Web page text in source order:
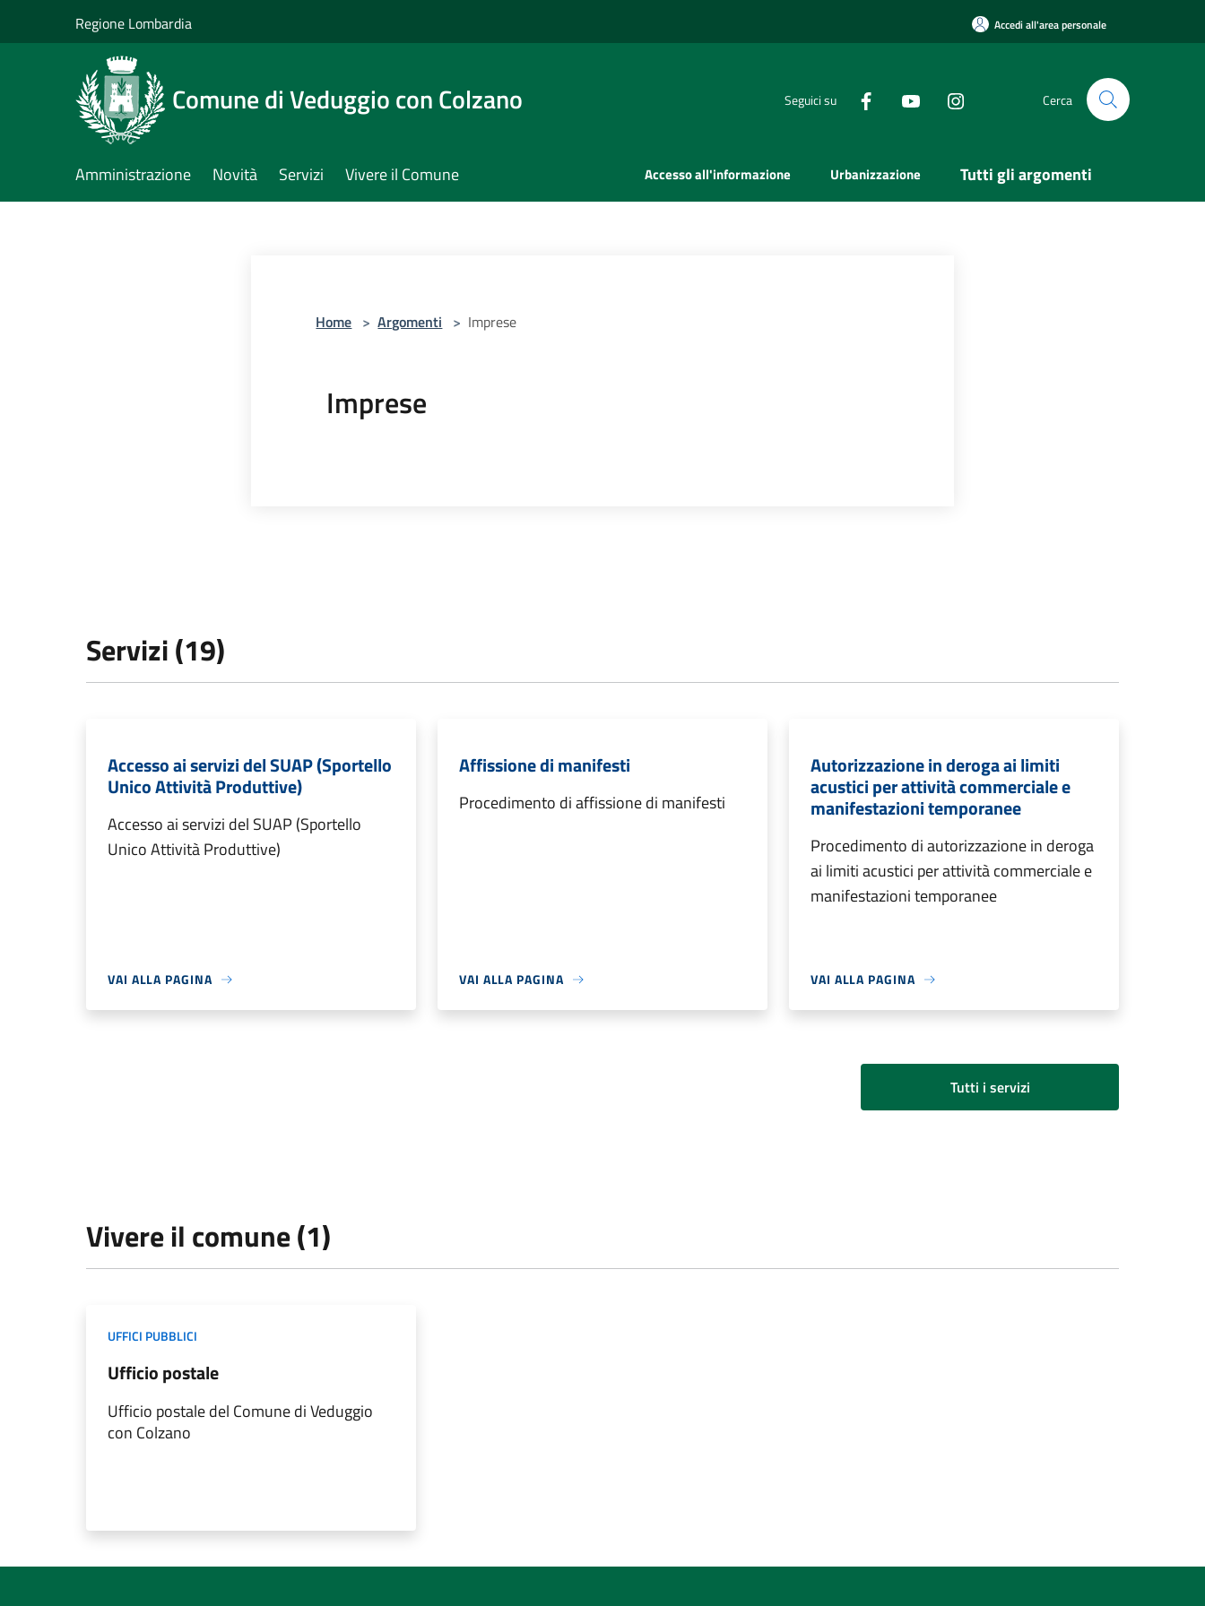
Regione Lombardia Accedi all'area personale
Comune di Veduggio con Colzano Seguici su Cerca
Amministrazione Novità Servizi Vivere il Comune Accesso all'informazione Urbanizzazione Tutti gli argomenti
Home > Argomenti > Imprese
Imprese
Servizi (19)
Accesso ai servizi del SUAP (Sportello
Unico Attività Produttive)
Accesso ai servizi del SUAP (Sportello
Unico Attività Produttive)
VAI ALLA PAGINA
Affissione di manifesti
Procedimento di affissione di manifesti
VAI ALLA PAGINA
Autorizzazione in deroga ai limiti
acustici per attività commerciale e
manifestazioni temporanee
Procedimento di autorizzazione in deroga
ai limiti acustici per attività commerciale e
manifestazioni temporanee
VAI ALLA PAGINA
Tutti i servizi
Vivere il comune (1)
UFFICI PUBBLICI
Ufficio postale
Ufficio postale del Comune di Veduggio
con Colzano